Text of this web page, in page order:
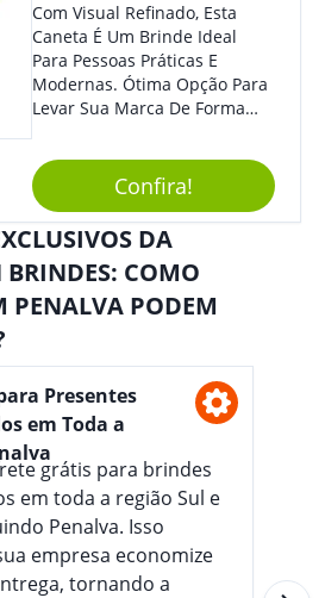
Com Visual Refinado, Esta
Caneta É Um Brinde Ideal
Para Pessoas Práticas E
Modernas. Ótima Opção Para
Levar Sua Marca De Forma
Sua Empresa Em Eventos,
Reuniões Corporativas Ou Até
Mesmo Para Presentear
Colaboradores E Parceiros De
Sua Empresa.
Confira!
DA
COMO
PENALVA PODEM
Presentes
em Toda a
grátis para brindes
em toda a região Sul e
Penalva. Isso
empresa economize
tornando a